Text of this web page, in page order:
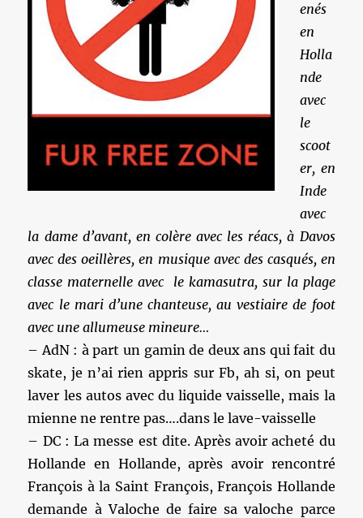
enés
en
Holla
nde
avec
le
scoot
er, en
Inde
avec
la dame d’avant, en colère avec les réacs, à Davos
avec des oeillères, en musique avec des casqués, en
classe maternelle avec le kamasutra, sur la plage
avec le mari d’une chanteuse, au vestiaire de foot
avec une allumeuse mineure…
– AdN : à part un gamin de deux ans qui fait du
skate, je n’ai rien appris sur Fb, ah si, on peut
laver les autos avec du liquide vaisselle, mais la
mienne ne rentre pas….dans le lave-vaisselle
– DC : La messe est dite. Après avoir acheté du
Hollande en Hollande, après avoir rencontré
François à la Saint François, François Hollande
demande à Valoche de faire sa valoche parce